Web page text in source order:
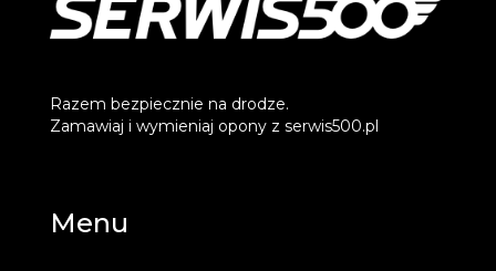
Razem bezpiecznie na drodze.
Zamawiaj i wymieniaj opony z serwis500.pl
Menu